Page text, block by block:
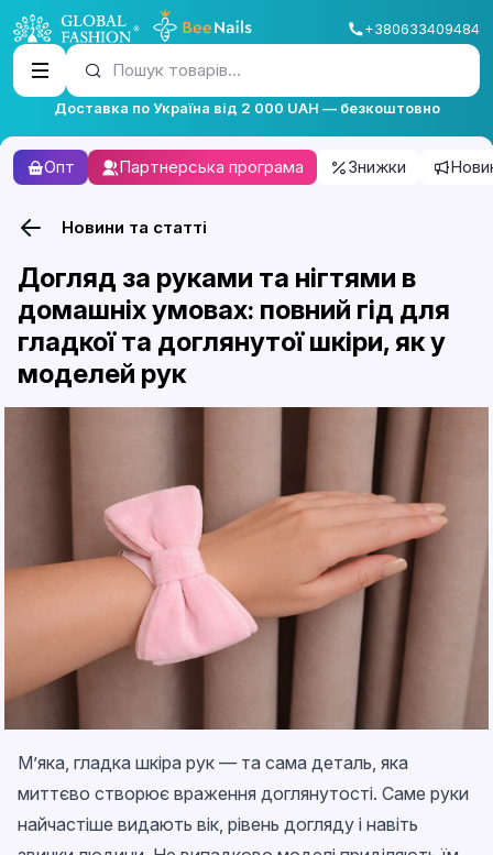
+380633409484
Пошук товарів...
Доставка по Україна від 2 000 UAH — безкоштовно
Опт Партнерська програма Знижки
Новини та статті
Догляд за руками та нігтями в
домашніх умовах: повний гід для
гладкої та доглянутої шкіри, як у
моделей рук
М’яка, гладка шкіра рук — та сама деталь, яка
миттєво створює враження доглянутості. Саме руки
найчастіше видають вік, рівень догляду і навіть